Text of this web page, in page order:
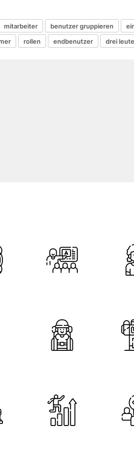
mitarbeiter benutzer gruppieren
rollen endbenutzer drei leute